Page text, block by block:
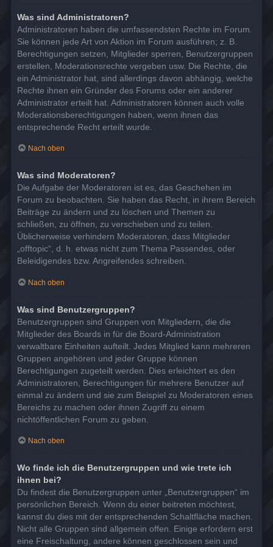
Was sind Administratoren?
Administratoren haben die umfassendsten Rechte im Forum.
Sie können jede Art von Aktion im Forum ausführen; z. B.
Berechtigungen setzen, Mitglieder sperren, Benutzergruppen
erstellen, Moderationsrechte vergeben usw. Die Rechte, die
ein Administrator hat, sind allerdings davon abhängig, welche
Rechte ihnen ein Gründer des Forums oder ein anderer
Administrator erteilt hat. Administratoren können auch volle
Moderationsberechtigungen haben, wenn ihnen das
entsprechende Recht erteilt wurde.
Nach oben
Was sind Moderatoren?
Die Aufgabe der Moderatoren ist es, das Geschehen im
Forum zu beobachten. Sie haben das Recht, in ihrem Bereich
Beiträge zu ändern und zu löschen und Themen zu
schließen, zu öffnen, zu verschieben und zu teilen.
Üblicherweise verhindern Moderatoren, dass Mitglieder
„offtopic“, d. h. etwas nicht zum Thema Passendes, oder
Beleidigendes bzw. Angreifendes schreiben.
Nach oben
Was sind Benutzergruppen?
Benutzergruppen sind Gruppen von Mitgliedern, die die
Mitglieder des Boards in für die Board-Administration
verwaltbare Einheiten aufteilt. Jedes Mitglied kann mehreren
Gruppen angehören und jeder Gruppe können
Berechtigungen zugeteilt werden. Dies erleichtert es den
Administratoren, Berechtigungen für mehrere Benutzer auf
einmal zu ändern und sie zum Beispiel zu Moderatoren eines
Bereichs zu machen oder ihnen Zugriff zu einem
nichtöffentlichen Forum zu geben.
Nach oben
Wo finde ich die Benutzergruppen und wie trete ich
ihnen bei?
Du findest die Benutzergruppen unter „Benutzergruppen“ im
persönlichen Bereich. Wenn du einer beitreten möchtest,
kannst du dies mit der entsprechenden Schaltfläche machen.
Nicht alle Gruppen sind allgemein offen. Einige erfordern erst
eine Freischaltung, andere können geschlossen sein und